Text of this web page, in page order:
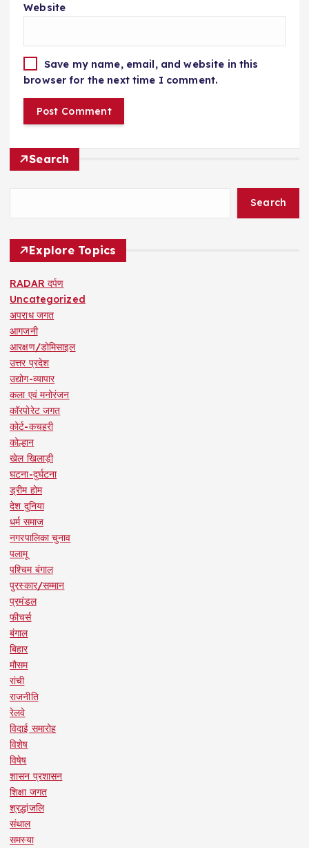
Website
Save my name, email, and website in this
browser for the next time I comment.
Search
Search
Explore Topics
RADAR दर्पण
Uncategorized
अपराध जगत
आगजनी
आरक्षण/डोमिसाइल
उत्तर प्रदेश
उद्योग-व्यापार
कला एवं मनोरंजन
कॉरपोरेट जगत
कोर्ट-कचहरी
कोल्हान
खेल खिलाड़ी
घटना-दुर्घटना
ड्रीम होम
देश दुनिया
धर्म समाज
नगरपालिका चुनाव
पलामू
पश्चिम बंगाल
पुरस्कार/सम्मान
प्रमंडल
फीचर्स
बंगाल
बिहार
मौसम
रांची
राजनीति
रेलवे
विदाई समारोह
विशेष
विषेष
शासन प्रशासन
शिक्षा जगत
श्रद्धांजलि
संथाल
समस्या